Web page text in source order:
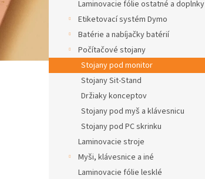
Laminovacie fólie ostatné a doplnky
Etiketovací systém Dymo
Batérie a nabíjačky batérií
Počítačové stojany
Stojany pod monitor
Stojany Sit-Stand
Držiaky konceptov
Stojany pod myš a klávesnicu
Stojany pod PC skrinku
Laminovacie stroje
Myši, klávesnice a iné
Laminovacie fólie lesklé